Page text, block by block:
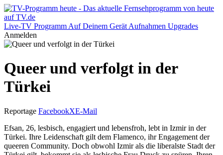
Live-TV Programm Auf Deinem Gerät Aufnahmen Upgrades
Anmelden
Queer und verfolgt in der
Türkei
Reportage FacebookXE-Mail
Efsan, 26, lesbisch, engagiert und lebensfroh, lebt in Izmir in der
Türkei. Ihre Leidenschaft gilt dem Flamenco, ihr Engagement der
queeren Community. Doch obwohl Izmir als die liberalste Stadt der